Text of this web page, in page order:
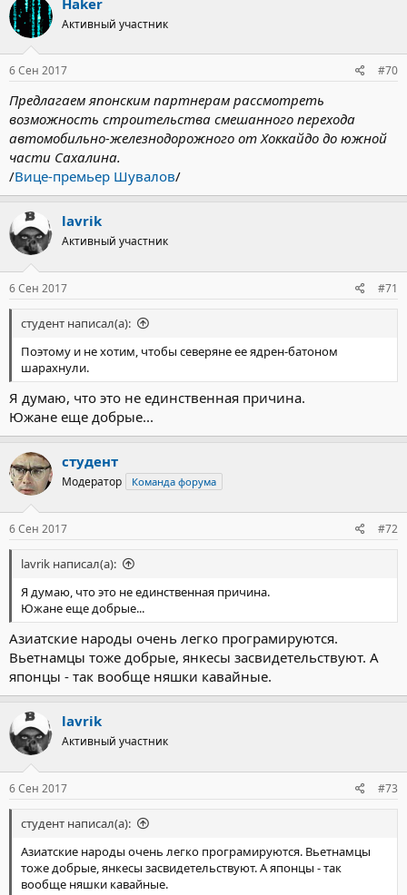
ц
и
и
:
Активный участник
6 Сен 2017 #70
Предлагаем японским партнерам рассмотреть
возможность строительства смешанного перехода
автомобильно-железнодорожного от Хоккайдо до южной
части Сахалина.
/Вице-премьер Шувалов/
lavrik
Активный участник
6 Сен 2017 #71
студент написал(а):
Поэтому и не хотим, чтобы северяне ее ядрен-батоном
шарахнули.
Я думаю, что это не единственная причина.
Южане еще добрые...
студент
Модератор Команда форума
6 Сен 2017 #72
lavrik написал(а):
Я думаю, что это не единственная причина.
Южане еще добрые...
Азиатские народы очень легко програмируются.
Вьетнамцы тоже добрые, янкесы засвидетельствуют. А
японцы - так вообще няшки кавайные.
lavrik
Активный участник
6 Сен 2017 #73
студент написал(а):
Азиатские народы очень легко програмируются. Вьетнамцы
тоже добрые, янкесы засвидетельствуют. А японцы - так
вообще няшки кавайные.